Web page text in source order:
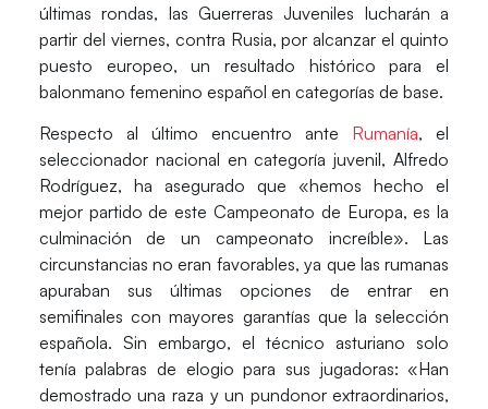
últimas rondas, las Guerreras Juveniles lucharán a
partir del viernes, contra Rusia, por alcanzar elquinto
puesto europeo, un resultado histórico para el
balonmano femenino español en categorías de base.
Respecto al último encuentro ante Rumanía, el
seleccionador nacional en categoría juvenil,Alfredo
Rodríguez, ha asegurado que «hemos hecho el
mejor partido de este Campeonato de Europa, es la
culminación de un campeonato increíble». Las
circunstancias no eran favorables, ya que las rumanas
apuraban sus últimas opciones de entrar en
semifinales con mayores garantías que la selección
española. Sin embargo, el técnico asturiano solo
tenía palabras de elogio para sus jugadoras: «Han
demostrado una raza y un pundonor extraordinarios,